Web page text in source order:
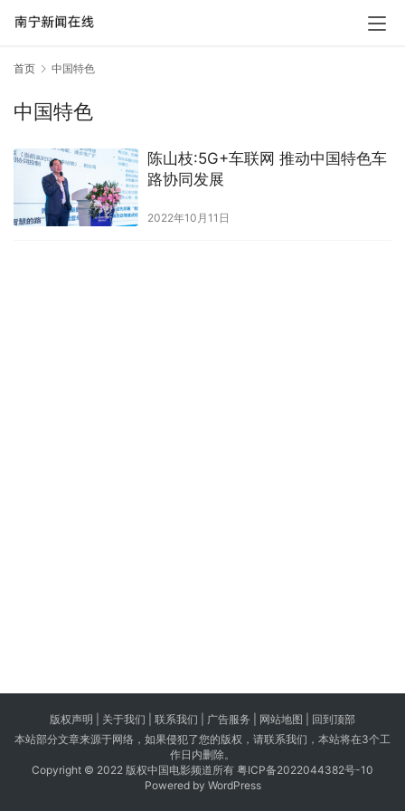
首页 中国特色
中国特色
陈山枝:5G+车联网 推动中国特色车
路协同发展
2022年10月11日
版权声明 | 关于我们 联系我们 | 广告服务 | 网站地图 | 回到顶部
本站部分文章来源于网络，如果侵犯了您的版权，请联系我们，本站将在3个工
作日内删除。
Copyright © 2022 版权中国电影频道所有 粤ICP备2022044382号-10
Powered by WordPress